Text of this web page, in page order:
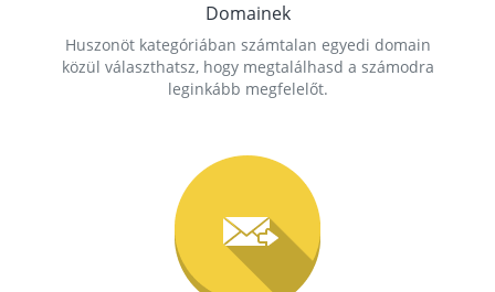
Domainek
Huszonöt kategóriában számtalan egyedi domain
közül választhatsz, hogy megtalálhasd a számodra
leginkább megfelelőt.